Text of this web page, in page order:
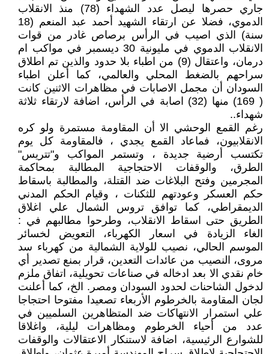
جاري حصرها ليصل عدد الشهداء (78) منذ الانقلاب
الدموي، فضلا عن ارتقاء الشهيد أحمد عبد المنعم (18
سنة) الذي اصيب في الرأس برصاص غادر من قوات
الانقلاب الدموي في مليونية 30 ديسمبر في مواكب ام
درمان، واعتقال (9) من اطباء بلا حدود والذين تم اطلاق
سراحهم بالضغط المحلي والعالمي، كما أعلن اطباء
السودان أن مجمل الاصابات في مظاهرات الاثنين كانت
( 169) منها (32) اصابة في الرأس، اضافة لارتقاء ثلاثة
شهداء..
رغم القمع الوحشي الا أن المقاومة مستمرة ولو كره
الانقلابيون، فماعاد القمع يجدي ، فالمقاومة كل يوم
تكتسب أرضية جديدة ، وتستمر المواكب و"تتريس"
الطرق، والوقفات الاحتجاجية المطالبة بمحاكمة
المجرمين وفتح البلاغات ضد القتلة، والمطالبة باسقاط
حكم العسكر وعودتهم للثكنات ، وقيام الحكم المدني
الديمقراطي، كما توافق تروس الشمال علي اغلاق
الطريق حتى اسقاط الانقلاب، وطرحوا مطالبهم في :
الغاء الزيادة في اسعار الكهرباء، التعويض لخسائر
الموسم الحالي، نصيب للولاية الشمالية من كهرباء سد
مروى، النصيب من عائدات التعدين، قرار بمنع تصدير أي
خام نقدي الا بعد ادخاله في صناعات تحويلية، اتفاق ملزم
لدخول الشاحنات لحدود السودان ومصر. الخ، كما أعلنت
لجان المقاومة بالخرطوم الأربعاء تصعيدا مفتوحا احتجاجا
علي استمرار الانتهاكات ضد المتظاهرين السلميين في
عدد من أحياء الخرطوم ومظاهرات ليلية، واغلاقا
للشوارع الرئيسية، اضافة لاستنكار الاعتقالات والوقفات